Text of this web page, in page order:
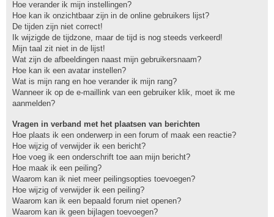
Hoe verander ik mijn instellingen?
Hoe kan ik onzichtbaar zijn in de online gebruikers lijst?
De tijden zijn niet correct!
Ik wijzigde de tijdzone, maar de tijd is nog steeds verkeerd!
Mijn taal zit niet in de lijst!
Wat zijn de afbeeldingen naast mijn gebruikersnaam?
Hoe kan ik een avatar instellen?
Wat is mijn rang en hoe verander ik mijn rang?
Wanneer ik op de e-maillink van een gebruiker klik, moet ik me
aanmelden?
Vragen in verband met het plaatsen van berichten
Hoe plaats ik een onderwerp in een forum of maak een reactie?
Hoe wijzig of verwijder ik een bericht?
Hoe voeg ik een onderschrift toe aan mijn bericht?
Hoe maak ik een peiling?
Waarom kan ik niet meer peilingsopties toevoegen?
Hoe wijzig of verwijder ik een peiling?
Waarom kan ik een bepaald forum niet openen?
Waarom kan ik geen bijlagen toevoegen?